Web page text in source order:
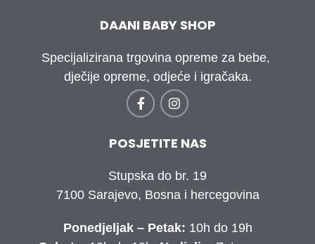
DAANI BABY SHOP
Specijalizirana trgovina opreme za bebe,
dječije opreme, odjeće i igračaka.
POSJETITE NAS
Stupska do br. 19
7100 Sarajevo, Bosna i hercegovina
Ponedjeljak – Petak: 10h do 19h